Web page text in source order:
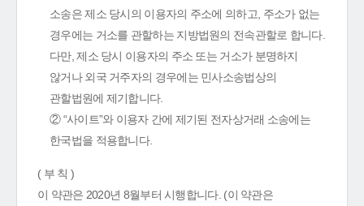
소송은 제소 당시의 이용자의 주소에 의하고, 주소가 없는
경우에는 거소를 관할하는 지방법원의 전속관할로 합니다.
다만, 제소 당시 이용자의 주소 또는 거소가 분명하지
않거나 외국 거주자의 경우에는 민사소송법상의
관할법원에 제기합니다.
② “사이트”와 이용자 간에 제기된 전자상거래 소송에는
한국법을 적용합니다.
( 부 칙 )
이 약관은 2020년 8월부터 시행합니다. (이 약관은